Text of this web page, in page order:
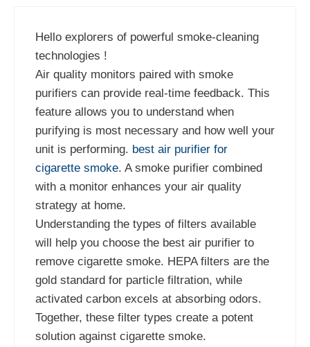
Hello explorers of powerful smoke-cleaning
technologies !
Air quality monitors paired with smoke
purifiers can provide real-time feedback. This
feature allows you to understand when
purifying is most necessary and how well your
unit is performing. best air purifier for
cigarette smoke. A smoke purifier combined
with a monitor enhances your air quality
strategy at home.
Understanding the types of filters available
will help you choose the best air purifier to
remove cigarette smoke. HEPA filters are the
gold standard for particle filtration, while
activated carbon excels at absorbing odors.
Together, these filter types create a potent
solution against cigarette smoke.